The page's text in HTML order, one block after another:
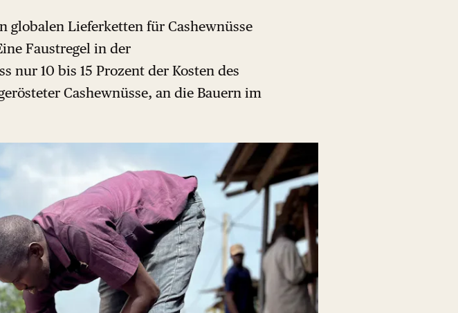
globalen Lieferketten für Cashewnüsse
Faustregel in der
10 bis 15 Prozent der Kosten des
Cashewnüsse, an die Bauern im